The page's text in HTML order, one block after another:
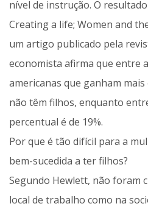
nível de instrução. O
Creating a life; Women and
um artigo publicado pela
economista afirma que entre
americanas que ganham mais
não têm filhos, enquanto
percentual é de 19%.
Por que é tão difícil para a
bem-sucedida a ter filhos?
Segundo Hewlett, não foram
local de trabalho como na